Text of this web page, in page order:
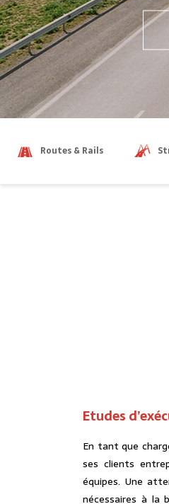
Découvrir
Routes & Rails
Etudes
En tant que
ses clients
équipes. Une
nécessaires à la